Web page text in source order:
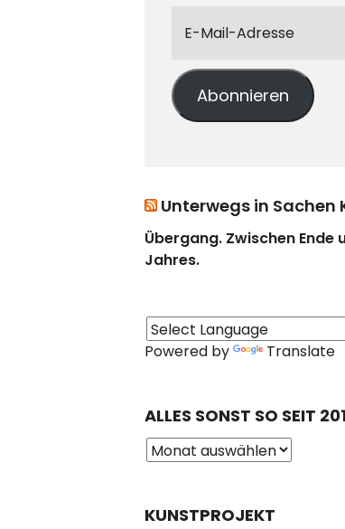
Abonnieren
Unterwegs in Sachen
Übergang. Zwischen Ende
Jahres.
Powered by Translate
ALLES SONST SO SEIT
KUNSTPROJEKT